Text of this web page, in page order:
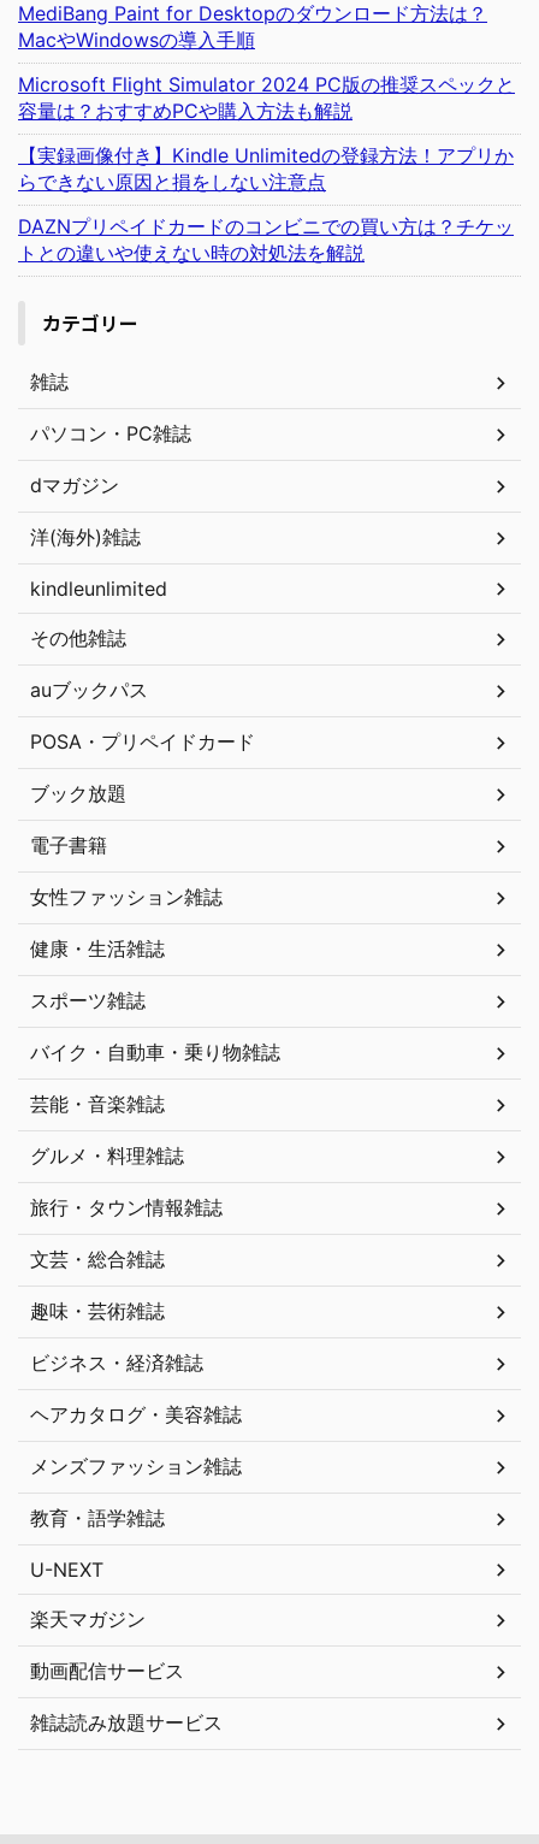
MediBang Paint for Desktopのダウンロード方法は？
MacやWindowsの導入手順
Microsoft Flight Simulator 2024 PC版の推奨スペックと
容量は？おすすめPCや購入方法も解説
【実録画像付き】Kindle Unlimitedの登録方法！アプリか
らできない原因と損をしない注意点
DAZNプリペイドカードのコンビニでの買い方は？チケッ
トとの違いや使えない時の対処法を解説
カテゴリー
雑誌
パソコン・PC雑誌
dマガジン
洋(海外)雑誌
kindleunlimited
その他雑誌
auブックパス
POSA・プリペイドカード
ブック放題
電子書籍
女性ファッション雑誌
健康・生活雑誌
スポーツ雑誌
バイク・自動車・乗り物雑誌
芸能・音楽雑誌
グルメ・料理雑誌
旅行・タウン情報雑誌
文芸・総合雑誌
趣味・芸術雑誌
ビジネス・経済雑誌
ヘアカタログ・美容雑誌
メンズファッション雑誌
教育・語学雑誌
U-NEXT
楽天マガジン
動画配信サービス
雑誌読み放題サービス